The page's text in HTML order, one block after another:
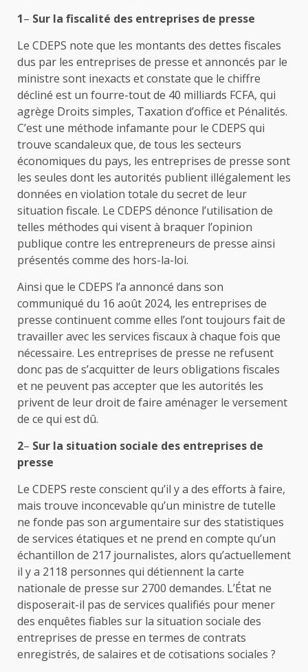
1– Sur la fiscalité des entreprises de presse
Le CDEPS note que les montants des dettes fiscales
dus par les entreprises de presse et annoncés par le
ministre sont inexacts et constate que le chiffre
décliné est un fourre-tout de 40 milliards FCFA, qui
agrège Droits simples, Taxation d’office et Pénalités.
C’est une méthode infamante pour le CDEPS qui
trouve scandaleux que, de tous les secteurs
économiques du pays, les entreprises de presse sont
les seules dont les autorités publient illégalement les
données en violation totale du secret de leur
situation fiscale. Le CDEPS dénonce l’utilisation de
telles méthodes qui visent à braquer l’opinion
publique contre les entrepreneurs de presse ainsi
présentés comme des hors-la-loi.
Ainsi que le CDEPS l’a annoncé dans son
communiqué du 16 août 2024, les entreprises de
presse continuent comme elles l’ont toujours fait de
travailler avec les services fiscaux à chaque fois que
nécessaire. Les entreprises de presse ne refusent
donc pas de s’acquitter de leurs obligations fiscales
et ne peuvent pas accepter que les autorités les
privent de leur droit de faire aménager le versement
de ce qui est dû.
2– Sur la situation sociale des entreprises de
presse
Le CDEPS reste conscient qu’il y a des efforts à faire,
mais trouve inconcevable qu’un ministre de tutelle
ne fonde pas son argumentaire sur des statistiques
de services étatiques et ne prend en compte qu’un
échantillon de 217 journalistes, alors qu’actuellement
il y a 2118 personnes qui détiennent la carte
nationale de presse sur 2700 demandes. L’État ne
disposerait-il pas de services qualifiés pour mener
des enquêtes fiables sur la situation sociale des
entreprises de presse en termes de contrats
enregistrés, de salaires et de cotisations sociales ?